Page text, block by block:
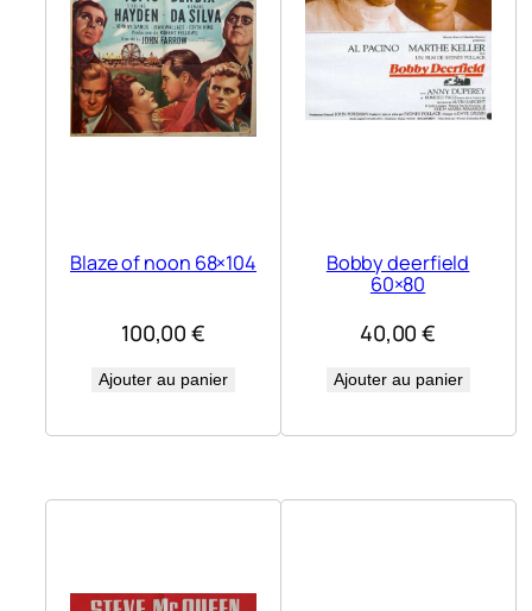
Blaze of noon 68×104
100,00€
Ajouter au panier
Bobby deerfield
60×80
40,00€
Ajouter au panier